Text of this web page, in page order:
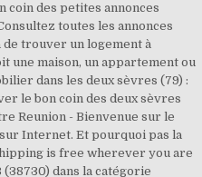
coin des petites annonces
toutes les annonces
trouver un logement à
une maison, un appartement ou
dans les deux sèvres (79) :
le bon coin des deux sèvres
Reunion - Bienvenue sur le
Internet. Et pourquoi pas la
is free wherever you are
dans la catégorie